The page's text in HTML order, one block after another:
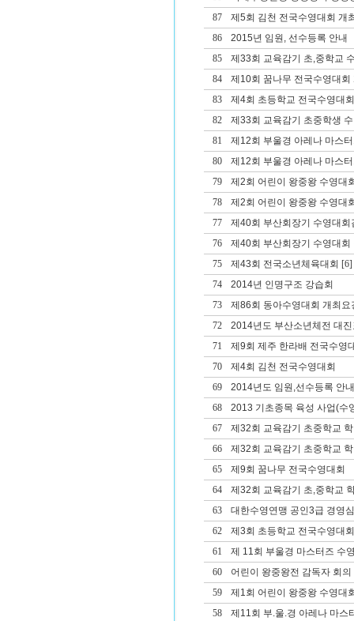
87
제5회 김천 전국수영대회 개
86
2015년 임원, 선수등록 안내
85
제33회 교육감기 초,중학교
84
제10회 꿈나무 전국수영대회
83
제4회 초등학교 전국수영대
82
제33회 교육감기 초중학생
81
제12회 부울경 아레나 마스
80
제12회 부울경 아레나 마스
79
제2회 어린이 왕중왕 수영대
78
제2회 어린이 왕중왕 수영대
77
제40회 부산회장기 수영대
76
제40회 부산회장기 수영대
75
제43회 전국소년체육대회 [6]
74
2014년 인명구조 강습회
73
제86회 동아수영대회 개최요
72
2014년도 부산소년체전 대
71
제9회 제주 한라배 전국수영
70
제4회 김천 전국수영대회
69
2014년도 임원,선수등록 안내
68
2013 기초종목 육성 사업(수
67
제32회 교육감기 초중학교
66
제32회 교육감기 초중학교
65
제9회 꿈나무 전국수영대회
64
제32회 교육감기 초,중학교
63
대한수영연맹 공인3급 경영
62
제3회 초등학교 전국수영대회
61
제 11회 부울경 마스터즈 수
60
어린이 왕중왕전 감독자 회의
59
제1회 어린이 왕중왕 수영대
58
제11회 부.울.경 아레나 마스